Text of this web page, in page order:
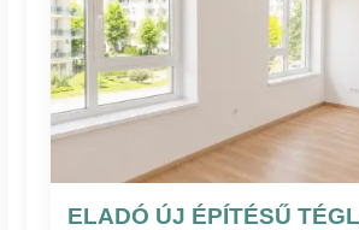
ELADÓ ÚJ ÉPÍTÉSŰ